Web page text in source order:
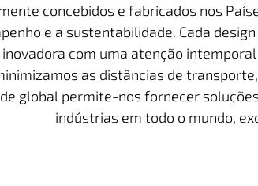
concebidos e fabricados nos
e a sustentabilidade. Cada
com uma atenção
as distâncias de
global permite-nos fornecer
indústrias em todo o mundo,